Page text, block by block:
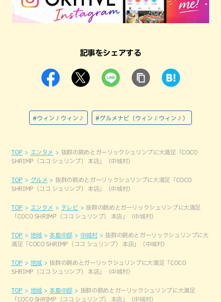
記事をシェアする
#ウィン♪ウィン♪ #グルメナビ（ウィン♪ウィン♪）
TOP エンタメ
抜群の眺めとガーリックシュリンプに大満足「COCO
SHRIMP（ココ シュリンプ） 本店」（中城村）
TOP グルメ
抜群の眺めとガーリックシュリンプに大満足「COCO
SHRIMP（ココ シュリンプ） 本店」（中城村）
TOP エンタメ テレビ
抜群の眺めとガーリックシュリンプに大満足
「COCO SHRIMP（ココ シュリンプ） 本店」（中城村）
TOP 地域 本島中部 中城村
抜群の眺めとガーリックシュリンプに大
満足「COCO SHRIMP（ココ シュリンプ） 本店」（中城村）
TOP 地域
抜群の眺めとガーリックシュリンプに大満足「COCO
SHRIMP（ココ シュリンプ） 本店」（中城村）
TOP 地域 本島中部
抜群の眺めとガーリックシュリンプに大満足
「COCO SHRIMP（ココ シュリンプ） 本店」（中城村）